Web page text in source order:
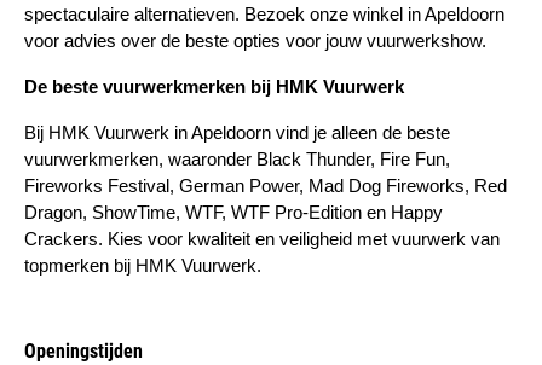
spectaculaire alternatieven. Bezoek onze winkel in Apeldoorn
voor advies over de beste opties voor jouw vuurwerkshow.
De beste vuurwerkmerken bij HMK Vuurwerk
Bij HMK Vuurwerk in Apeldoorn vind je alleen de beste
vuurwerkmerken, waaronder Black Thunder, Fire Fun,
Fireworks Festival, German Power, Mad Dog Fireworks, Red
Dragon, ShowTime, WTF, WTF Pro-Edition en Happy
Crackers. Kies voor kwaliteit en veiligheid met vuurwerk van
topmerken bij HMK Vuurwerk.
Openingstijden